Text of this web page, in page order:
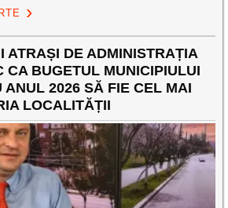
ATRAȘI DE ADMINISTRAȚIA
CA BUGETUL MUNICIPIULUI
ANUL 2026 SĂ FIE CEL MAI
LOCALITĂȚII